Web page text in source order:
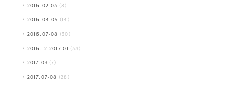
2016.02-03 (8)
2016.04-05 (14)
2016.07-08 (30)
2016.12-2017.01 (33)
2017.03 (7)
2017.07-08 (28)